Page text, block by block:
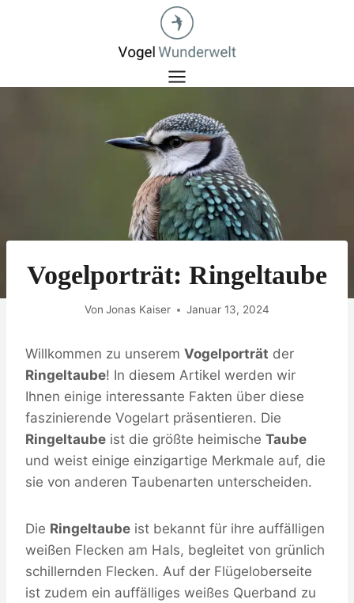
Vogelporträt: Ringeltaube
Von Jonas Kaiser Januar 13, 2024
Willkommen zu unserem Vogelporträt der
Ringeltaube! In diesem Artikel werden wir
Ihnen einige interessante Fakten über diese
faszinierende Vogelart präsentieren. Die
Ringeltaube ist die größte heimische Taube
und weist einige einzigartige Merkmale auf, die
sie von anderen Taubenarten unterscheiden.
Die Ringeltaube ist bekannt für ihre auffälligen
weißen Flecken am Hals, begleitet von grünlich
schillernden Flecken. Auf der Flügeloberseite
ist zudem ein auffälliges weißes Querband zu